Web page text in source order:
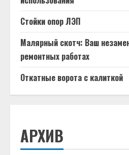
Стойки опор ЛЭП
Малярный скотч: Ваш
ремонтных работах
Откатные ворота с калиткой
АРХИВ